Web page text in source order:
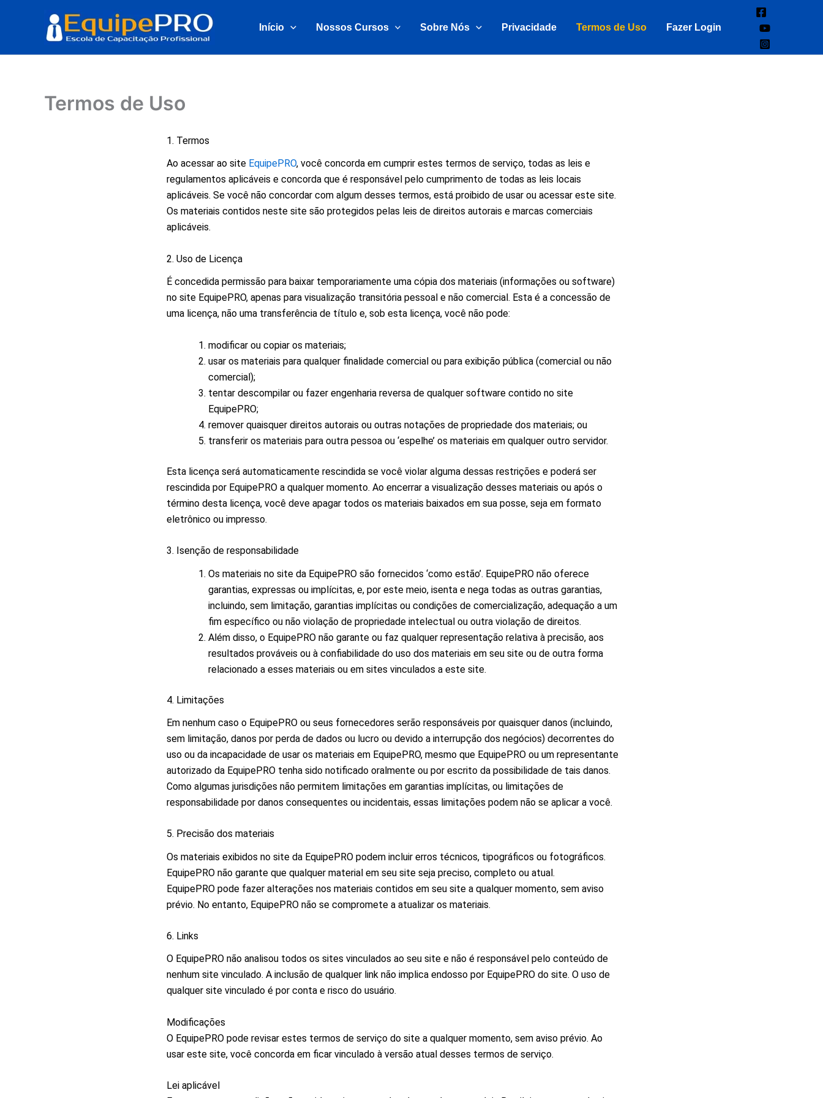
conteúdo
Início Nossos Cursos Sobre Nós Privacidade Termos de Uso Fazer Login
Termos de Uso
1. Termos
Ao acessar ao site EquipePRO, você concorda em cumprir estes termos de serviço, todas as leis e
regulamentos aplicáveis e concorda que é responsável pelo cumprimento de todas as leis locais
aplicáveis. Se você não concordar com algum desses termos, está proibido de usar ou acessar este site.
Os materiais contidos neste site são protegidos pelas leis de direitos autorais e marcas comerciais
aplicáveis.
2. Uso de Licença
É concedida permissão para baixar temporariamente uma cópia dos materiais (informações ou software)
no site EquipePRO, apenas para visualização transitória pessoal e não comercial. Esta é a concessão de
uma licença, não uma transferência de título e, sob esta licença, você não pode:
modificar ou copiar os materiais;
usar os materiais para qualquer finalidade comercial ou para exibição pública (comercial ou não
comercial);
tentar descompilar ou fazer engenharia reversa de qualquer software contido no site
EquipePRO;
remover quaisquer direitos autorais ou outras notações de propriedade dos materiais; ou
transferir os materiais para outra pessoa ou ‘espelhe’ os materiais em qualquer outro servidor.
Esta licença será automaticamente rescindida se você violar alguma dessas restrições e poderá ser
rescindida por EquipePRO a qualquer momento. Ao encerrar a visualização desses materiais ou após o
término desta licença, você deve apagar todos os materiais baixados em sua posse, seja em formato
eletrônico ou impresso.
3. Isenção de responsabilidade
Os materiais no site da EquipePRO são fornecidos ‘como estão’. EquipePRO não oferece
garantias, expressas ou implícitas, e, por este meio, isenta e nega todas as outras garantias,
incluindo, sem limitação, garantias implícitas ou condições de comercialização, adequação a um
fim específico ou não violação de propriedade intelectual ou outra violação de direitos.
Além disso, o EquipePRO não garante ou faz qualquer representação relativa à precisão, aos
resultados prováveis ou à confiabilidade do uso dos materiais em seu site ou de outra forma
relacionado a esses materiais ou em sites vinculados a este site.
4. Limitações
Em nenhum caso o EquipePRO ou seus fornecedores serão responsáveis por quaisquer danos (incluindo,
sem limitação, danos por perda de dados ou lucro ou devido a interrupção dos negócios) decorrentes do
uso ou da incapacidade de usar os materiais em EquipePRO, mesmo que EquipePRO ou um representante
autorizado da EquipePRO tenha sido notificado oralmente ou por escrito da possibilidade de tais danos.
Como algumas jurisdições não permitem limitações em garantias implícitas, ou limitações de
responsabilidade por danos consequentes ou incidentais, essas limitações podem não se aplicar a você.
5. Precisão dos materiais
Os materiais exibidos no site da EquipePRO podem incluir erros técnicos, tipográficos ou fotográficos.
EquipePRO não garante que qualquer material em seu site seja preciso, completo ou atual.
EquipePRO pode fazer alterações nos materiais contidos em seu site a qualquer momento, sem aviso
prévio. No entanto, EquipePRO não se compromete a atualizar os materiais.
6. Links
O EquipePRO não analisou todos os sites vinculados ao seu site e não é responsável pelo conteúdo de
nenhum site vinculado. A inclusão de qualquer link não implica endosso por EquipePRO do site. O uso de
qualquer site vinculado é por conta e risco do usuário.
Modificações
O EquipePRO pode revisar estes termos de serviço do site a qualquer momento, sem aviso prévio. Ao
usar este site, você concorda em ficar vinculado à versão atual desses termos de serviço.
Lei aplicável